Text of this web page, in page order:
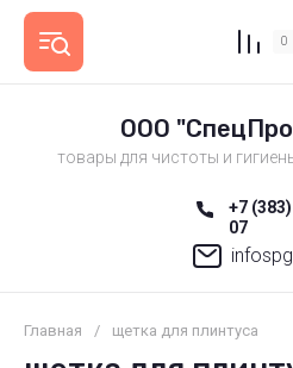
0
ООО
товары для чистоты и
+7
07
Главная / щетка для плинтуса